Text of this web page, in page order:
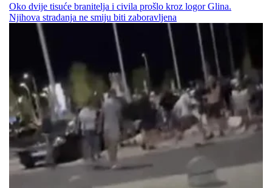
Oko dvije tisuće branitelja i civila prošlo kroz logor Glina.
Njihova stradanja ne smiju biti zaboravljena